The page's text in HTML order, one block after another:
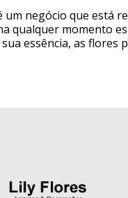
um negócio que está
qualquer momento
essência, as flores